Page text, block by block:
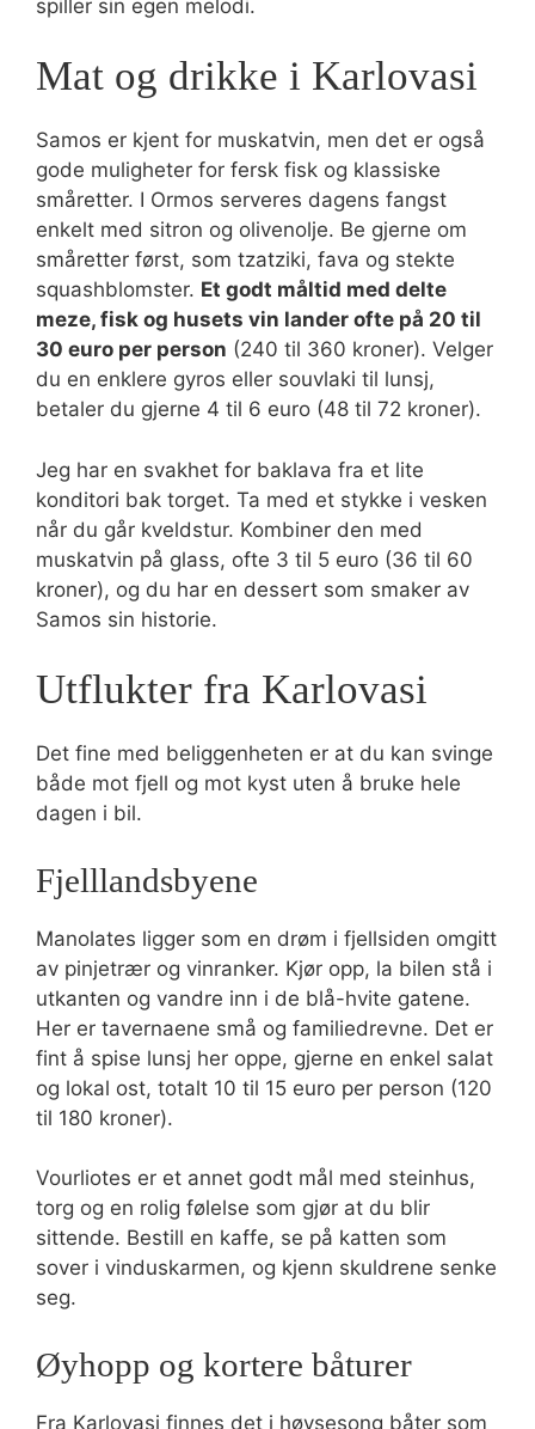
spiller sin egen melodi.
Mat og drikke i Karlovasi
Samos er kjent for muskatvin, men det er også
gode muligheter for fersk fisk og klassiske
småretter. I Ormos serveres dagens fangst
enkelt med sitron og olivenolje. Be gjerne om
småretter først, som tzatziki, fava og stekte
squashblomster. Et godt måltid med delte
meze, fisk og husets vin lander ofte på 20 til
30 euro per person (240 til 360 kroner). Velger
du en enklere gyros eller souvlaki til lunsj,
betaler du gjerne 4 til 6 euro (48 til 72 kroner).
Jeg har en svakhet for baklava fra et lite
konditori bak torget. Ta med et stykke i vesken
når du går kveldstur. Kombiner den med
muskatvin på glass, ofte 3 til 5 euro (36 til 60
kroner), og du har en dessert som smaker av
Samos sin historie.
Utflukter fra Karlovasi
Det fine med beliggenheten er at du kan svinge
både mot fjell og mot kyst uten å bruke hele
dagen i bil.
Fjelllandsbyene
Manolates ligger som en drøm i fjellsiden omgitt
av pinjetrær og vinranker. Kjør opp, la bilen stå i
utkanten og vandre inn i de blå-hvite gatene.
Her er tavernaene små og familiedrevne. Det er
fint å spise lunsj her oppe, gjerne en enkel salat
og lokal ost, totalt 10 til 15 euro per person (120
til 180 kroner).
Vourliotes er et annet godt mål med steinhus,
torg og en rolig følelse som gjør at du blir
sittende. Bestill en kaffe, se på katten som
sover i vinduskarmen, og kjenn skuldrene senke
seg.
Øyhopp og kortere båturer
Fra Karlovasi finnes det i høysesong båter som